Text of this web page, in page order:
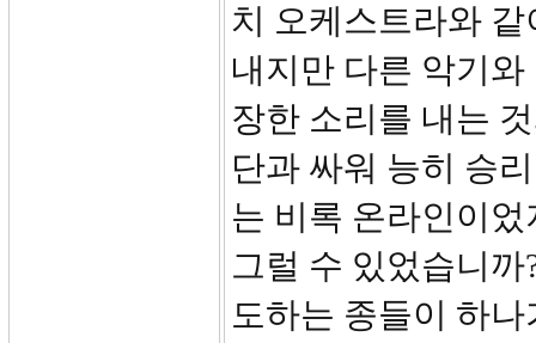
치 오케스트라와
내지만 다른 악기
장한 소리를 내는
단과 싸워 능히 승
는 비록 온라인이
그럴 수 있었습니
도하는 종들이 하